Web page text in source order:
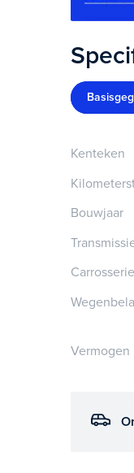
Kenteken
Bouwjaar
Carrosserie
Vermogen